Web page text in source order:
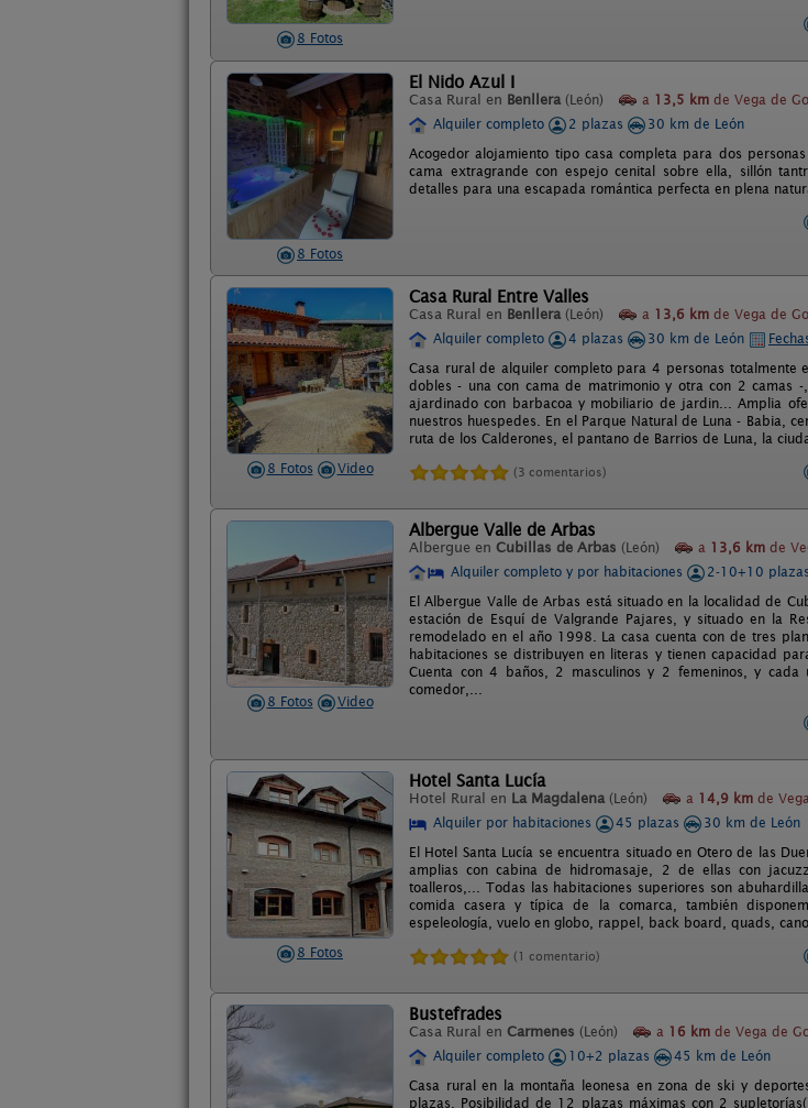
8 Fotos
8 Fotos
El Nido Azul I
Casa Rural en Benllera (León) a 13,5 km de Vega de
Alquiler completo
2 plazas
30 km de León
Acogedor alojamiento tipo casa completa para dos
cama extragrande con espejo cenital sobre ella, sillón
detalles para una escapada romántica perfecta en plena
8 Fotos Video
Casa Rural Entre Valles
Casa Rural en Benllera (León) a 13,6 km de Vega de
Alquiler completo
4 plazas 30 km de León
Casa rural de alquiler completo para 4 personas totalmente
dobles - una con cama de matrimonio y otra con 2 camas
ajardinado con barbacoa y mobiliario de jardin... Amplia
nuestros huespedes. En el Parque Natural de Luna - Babia,
ruta de los Calderones, el pantano de Barrios de Luna, la
(3 comentarios)
8 Fotos Video
Albergue Valle de Arbas
Albergue en Cubillas de Arbas (León) a 13,6 km de
Alquiler completo y por habitaciones
2-10+10 plazas
El Albergue Valle de Arbas está situado en la localidad de
estación de Esquí de Valgrande Pajares, y situado en la
remodelado en el año 1998. La casa cuenta con de tres
habitaciones se distribuyen en literas y tienen capacidad
Cuenta con 4 baños, 2 masculinos y 2 femeninos, y
comedor,...
8 Fotos
Hotel Santa Lucía
Hotel Rural en La Magdalena (León) a 14,9 km de
Alquiler por habitaciones
45 plazas
30 km de León
El Hotel Santa Lucía se encuentra situado en Otero de las
amplias con cabina de hidromasaje, 2 de ellas con
toalleros,... Todas las habitaciones superiores son
comida casera y típica de la comarca, también
espeleología, vuelo en globo, rappel, back board, quads,
(1 comentario)
Bustefrades
Casa Rural en Carmenes (León) a 16 km de Vega de
Alquiler completo
10+2 plazas
45 km de León
Casa rural en la montaña leonesa en zona de ski y
plazas. Posibilidad de 12 plazas máximas con 2